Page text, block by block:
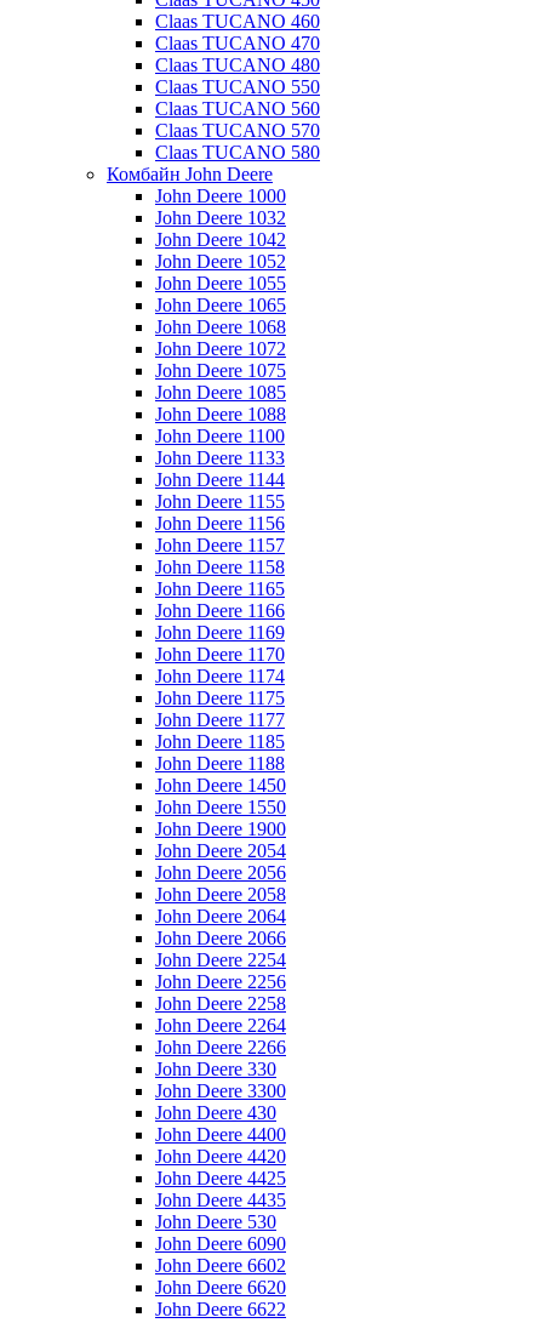
Claas TUCANO 460
Claas TUCANO 470
Claas TUCANO 480
Claas TUCANO 550
Claas TUCANO 560
Claas TUCANO 570
Claas TUCANO 580
Комбайн John Deere
John Deere 1000
John Deere 1032
John Deere 1042
John Deere 1052
John Deere 1055
John Deere 1065
John Deere 1068
John Deere 1072
John Deere 1075
John Deere 1085
John Deere 1088
John Deere 1100
John Deere 1133
John Deere 1144
John Deere 1155
John Deere 1156
John Deere 1157
John Deere 1158
John Deere 1165
John Deere 1166
John Deere 1169
John Deere 1170
John Deere 1174
John Deere 1175
John Deere 1177
John Deere 1185
John Deere 1188
John Deere 1450
John Deere 1550
John Deere 1900
John Deere 2054
John Deere 2056
John Deere 2058
John Deere 2064
John Deere 2066
John Deere 2254
John Deere 2256
John Deere 2258
John Deere 2264
John Deere 2266
John Deere 330
John Deere 3300
John Deere 430
John Deere 4400
John Deere 4420
John Deere 4425
John Deere 4435
John Deere 530
John Deere 6090
John Deere 6602
John Deere 6620
John Deere 6622